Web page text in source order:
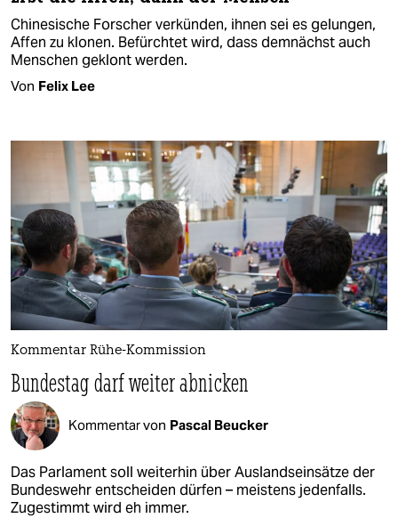
Chinesische Forscher verkünden, ihnen sei es gelungen,
Affen zu klonen. Befürchtet wird, dass demnächst auch
Menschen geklont werden.
Von Felix Lee
Kommentar Rühe-Kommission
Bundestag darf weiter abnicken
Kommentar von Pascal Beucker
Das Parlament soll weiterhin über Auslandseinsätze der
Bundeswehr entscheiden dürfen – meistens jedenfalls.
Zugestimmt wird eh immer.